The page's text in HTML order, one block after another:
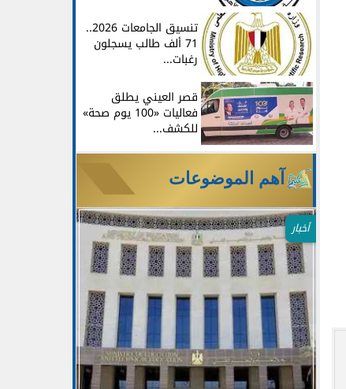
تنسيق الجامعات 2026..
71 ألف طالب يسجلون
رغبات...
قصر العيني يطلق
فعاليات «100 يوم صحة»
للكشف...
آهم الموضوعات
أخبار